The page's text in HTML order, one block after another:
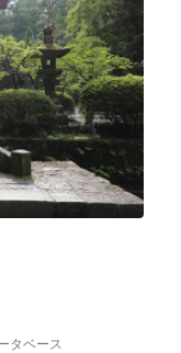
タベース